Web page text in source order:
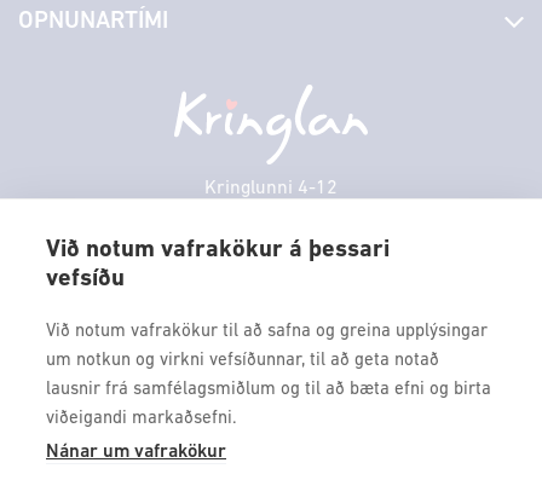
Við notum vafrakökur á þessari
vefsíðu
Við notum vafrakökur til að safna og greina upplýsingar
um notkun og virkni vefsíðunnar, til að geta notað
lausnir frá samfélagsmiðlum og til að bæta efni og birta
viðeigandi markaðsefni.
Nánar um vafrakökur
Kringlunni 4-12
kringlan@kringlan.is
Hafðu samband
Persónuverndarstefna
Borgarbókasafn
Borgarleikhúsið
Ævintýraland
OPNUNARTÍMI
Þriðjudagur
VERTU MEÐ
Fáðu forskot á dagskrána okkar og sértilboð með því að skrá